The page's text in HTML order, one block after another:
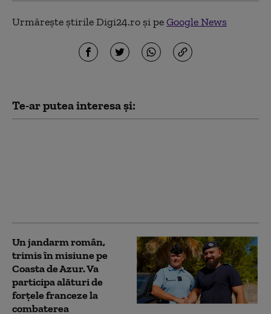
Urmărește știrile Digi24.ro și peGoogle News
Te-ar putea interesa și:
Un jandarm român,
trimis în misiune pe
Coasta de Azur. Va
participa alături de
forțele franceze la
combaterea